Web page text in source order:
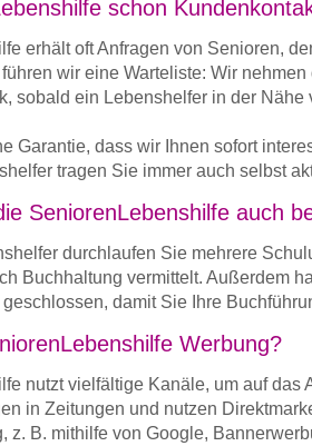
schon
erhält oft Anfragen von Senioren,
wir eine Warteliste: Wir
sobald ein Lebenshelfer in der Nähe
Garantie, dass wir Ihnen sofort
tragen Sie immer auch selbst
SeniorenLebenshilfe auch
durchlaufen Sie mehrere
Buchhaltung vermittelt. Außerdem
damit Sie Ihre
Werbung?
nutzt vielfältige Kanäle, um auf das
in Zeitungen und nutzen
z. B. mithilfe von Google,